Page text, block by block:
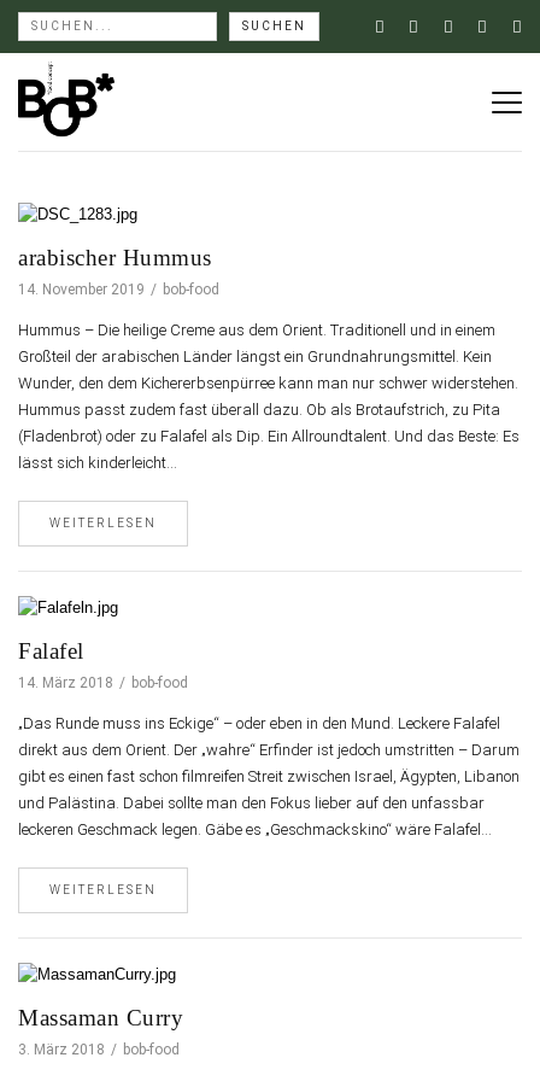
arabischer Hummus
14. November 2019 bob-food
Hummus – Die heilige Creme aus dem Orient. Traditionell und in einem
Großteil der arabischen Länder längst ein Grundnahrungsmittel. Kein
Wunder, den dem Kichererbsenpürree kann man nur schwer widerstehen.
Hummus passt zudem fast überall dazu. Ob als Brotaufstrich, zu Pita
(Fladenbrot) oder zu Falafel als Dip. Ein Allroundtalent. Und das Beste: Es
lässt sich kinderleicht…
WEITERLESEN
Falafel
14. März 2018 bob-food
„Das Runde muss ins Eckige“ – oder eben in den Mund. Leckere Falafel
direkt aus dem Orient. Der „wahre“ Erfinder ist jedoch umstritten – Darum
gibt es einen fast schon filmreifen Streit zwischen Israel, Ägypten, Libanon
und Palästina. Dabei sollte man den Fokus lieber auf den unfassbar
leckeren Geschmack legen. Gäbe es „Geschmackskino“ wäre Falafel…
WEITERLESEN
Massaman Curry
3. März 2018 bob-food